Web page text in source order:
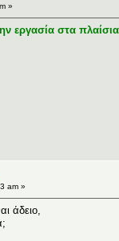
»
εργασία στα
am »
άδειο,